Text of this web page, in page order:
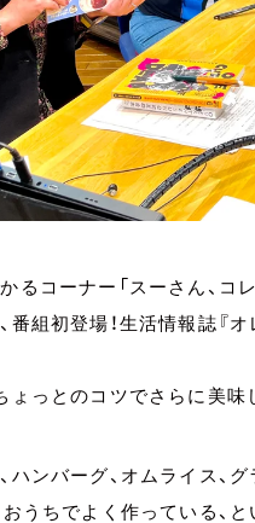
コーナー「スーさん、コレ
番組初登場！生活情報誌『
ょっとのコツでさらに美
ンバーグ、オムライス、
おうちでよく作っている、